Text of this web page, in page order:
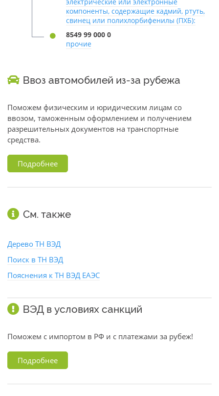
компоненты, содержащие кадмий, ртуть,
свинец или полихлорбифенилы (ПХБ):
8549 99 000 0
прочие
Ввоз автомобилей из-за рубежа
Поможем физическим и юридическим лицам со
ввозом, таможенным оформлением и получением
разрешительных документов на транспортные
средства.
Подробнее
См. также
Дерево ТН ВЭД
Поиск в ТН ВЭД
Пояснения к ТН ВЭД ЕАЭС
ВЭД в условиях санкций
Поможем с импортом в РФ и с платежами за рубеж!
Подробнее